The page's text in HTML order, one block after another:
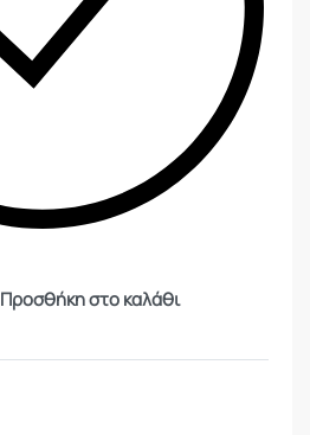
Προσθήκη στο καλάθι